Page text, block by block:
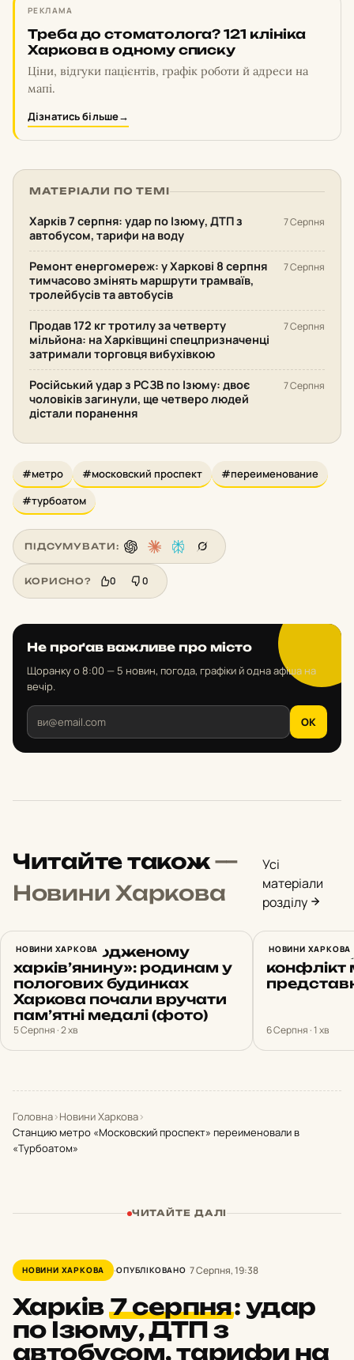
РЕКЛАМА
Треба до стоматолога? 121 клініка
Харкова в одному списку
Ціни, відгуки пацієнтів, графік роботи й адреси на
мапі.
Дізнатись більше→
МАТЕРІАЛИ ПО ТЕМІ
Харків 7 серпня: удар по Ізюму, ДТП з
автобусом, тарифи на воду
7 Серпня
Ремонт енергомереж: у Харкові 8 серпня
тимчасово змінять маршрути трамваїв,
тролейбусів та автобусів
7 Серпня
Продав 172 кг тротилу за четверту
мільйона: на Харківщині спецпризначенці
затримали торговця вибухівкою
7 Серпня
Російський удар з РСЗВ по Ізюму: двоє
чоловіків загинули, ще четверо людей
дістали поранення
7 Серпня
#метро #московский проспект
#переименование
#турбоатом
ПІДСУМУВАТИ:
КОРИСНО? 0 0
Не проґав важливе про місто
Щоранку о 8:00 — 5 новин, погода, графіки й одна афіша на
вечір.
OK
Читайте також—
Новини Харкова
Усі
матеріали
розділу
НОВИНИ ХАРКОВА
«Новонародженому
харків’янину»: родинам у
пологових будинках
Харкова почали вручати
пам’ятні медалі (фото)
5 Серпня · 2 хв
НОВИНИ ХАРКОВА
У
конфлікт
6 Серпня · 1 хв
Головна›Новини Харкова›
Станцию метро «Московский проспект» переименовали в
«Турбоатом»
ЧИТАЙТЕ ДАЛІ
НОВИНИ ХАРКОВА ОПУБЛІКОВАНО 7 Серпня, 19:38
Харків7 серпня: удар
по Ізюму, ДТП з
автобусом, тарифи на